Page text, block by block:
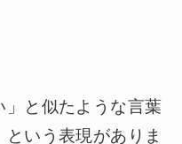
」と似たような言葉
いう表現がありま